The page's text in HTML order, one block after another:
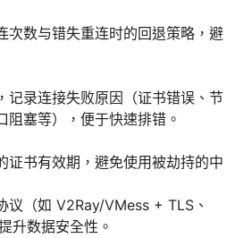
次数与错失重连时的回退策略，避
记录连接失败原因（证书错误、节
阻塞等），便于快速排错。
证书有效期，避免使用被劫持的中
议（如 V2Ray/VMess + TLS、
升数据安全性。